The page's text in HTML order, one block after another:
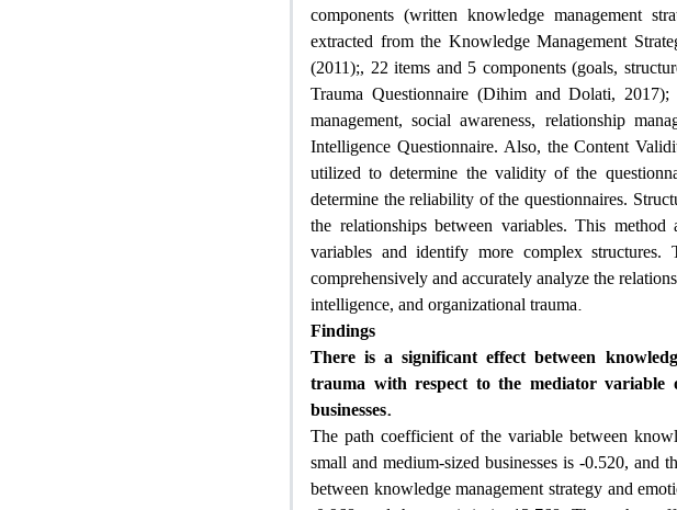
components (written knowledge management
extracted from the Knowledge Management
(2011);, 22 items and 5 components (goals,
Trauma Questionnaire (Dihim and Dolati,
management, social awareness, relationship
Intelligence Questionnaire. Also, the Content
utilized to determine the validity of the
determine the reliability of the questionnaires.
the relationships between variables. This
variables and identify more complex
comprehensively and accurately analyze the
intelligence, and organizational trauma.
Findings
There is a significant effect between
trauma with respect to the mediator variable
businesses.
The path coefficient of the variable between
small and medium-sized businesses is -0.520,
between knowledge management strategy and